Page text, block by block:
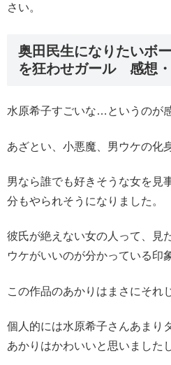
さい。
奥田民生になりたいボ
を狂わせガール 感想
水原希子すごいな…というのが
あざとい、小悪魔、男ウケの化
男なら誰でも好きそうな女を見
分もやられそうになりました。
彼氏が絶えない女の人って、見
ウケがいいのが分かっている印象
この作品のあかりはまさにそれ
個人的には水原希子さんあまり
あかりはかわいいと思いましたし